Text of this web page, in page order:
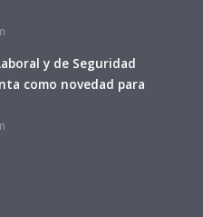
y de Seguridad
como novedad para